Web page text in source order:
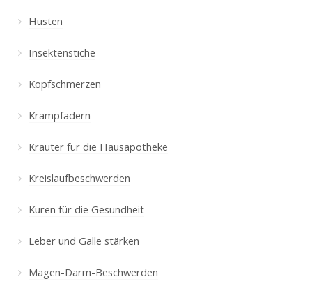
Husten
Insektenstiche
Kopfschmerzen
Krampfadern
Kräuter für die Hausapotheke
Kreislaufbeschwerden
Kuren für die Gesundheit
Leber und Galle stärken
Magen-Darm-Beschwerden